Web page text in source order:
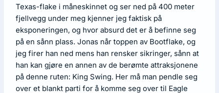
Texas-flake i måneskinnet og ser ned på 400 meter
fjellvegg under meg kjenner jeg faktisk på
eksponeringen, og hvor absurd det er å befinne seg
på en sånn plass. Jonas når toppen av Bootflake, og
jeg firer han ned mens han rensker sikringer, sånn at
han kan gjøre en annen av de berømte attraksjonene
på denne ruten: King Swing. Her må man pendle seg
over et blankt parti for å komme seg over til Eagle